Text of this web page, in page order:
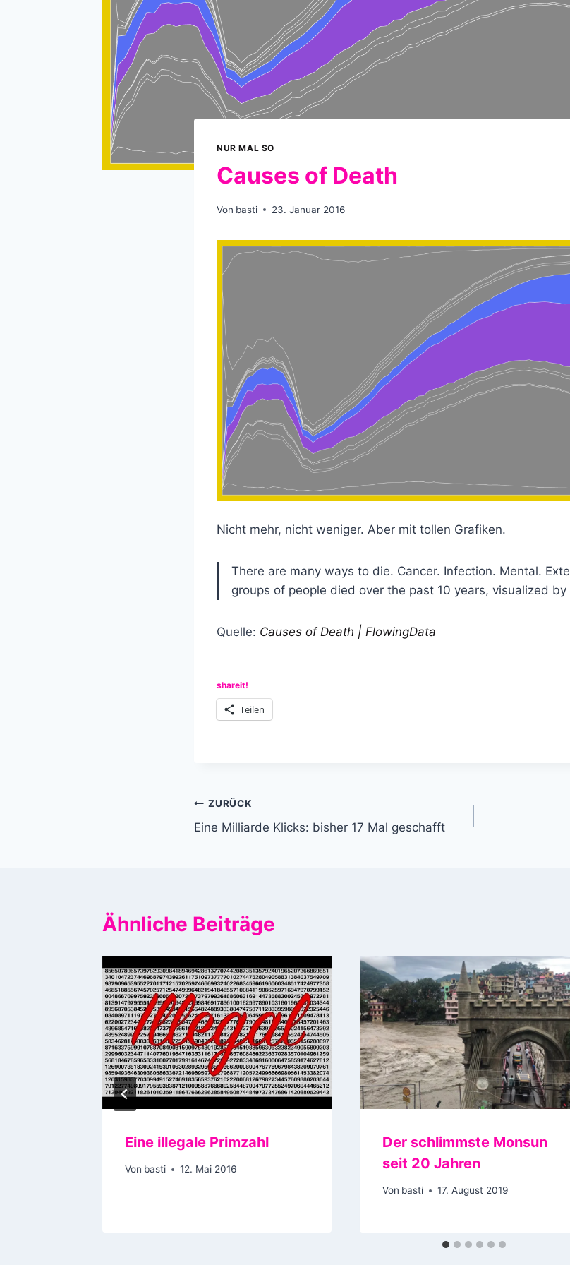
NUR MAL SO
Causes of Death
Von basti 23. Januar 2016
Nicht mehr, nicht weniger. Aber mit tollen Grafiken.
There are many ways to die. Cancer. Infection. Mental.
groups of people died over the past 10 years, visualized by
Quelle: Causes of Death | FlowingData
shareit!
Teilen
Beitragsnavigation
ZURÜCK
Eine Milliarde Klicks: bisher 17 Mal geschafft
Ähnliche Beiträge
Eine illegale Primzahl
Von basti 12. Mai 2016
Der schlimmste Monsun
seit 20 Jahren
Von basti 17. August 2019